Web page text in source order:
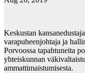
Keskustan
varapuheenjohtaja ja
Porvoossa tapahtuneita
yhteiskunnan
ammattimaistumisesta.